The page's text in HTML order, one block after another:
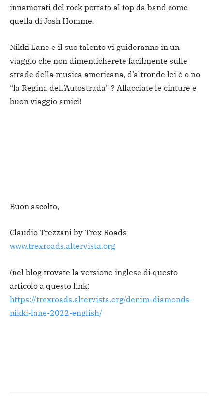
innamorati del rock portato al top da band come
quella di Josh Homme.
Nikki Lane e il suo talento vi guideranno in un
viaggio che non dimenticherete facilmente sulle
strade della musica americana, d’altronde lei è o no
“la Regina dell’Autostrada” ? Allacciate le cinture e
buon viaggio amici!
Buon ascolto,
Claudio Trezzani by Trex Roads
www.trexroads.altervista.org
(nel blog trovate la versione inglese di questo
articolo a questo link:
https://trexroads.altervista.org/denim-diamonds-
nikki-lane-2022-english/